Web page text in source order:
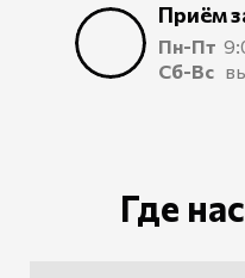
Приём
Пн-Пт
Сб-Вс
Где